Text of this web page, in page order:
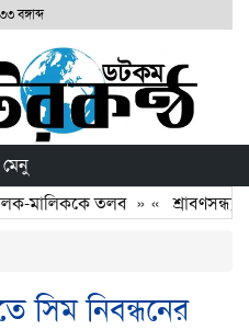
বঙ্গাব্দ
মেনু
মালিককে তলব» «
সিম নিবন্ধনের